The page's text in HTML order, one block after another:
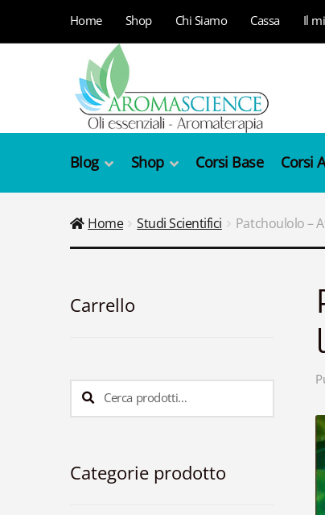
navigazione
contenuto
Home Shop Chi Siamo Cassa Il
Blog Shop Corsi Base Corsi
Home Studi Scientifici Patchoulolo –
Carrello
Cerca:
Cerca
Categorie prodotto